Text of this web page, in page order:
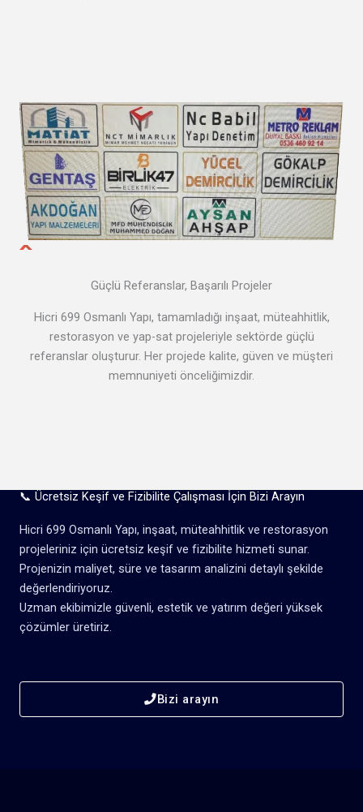
Güçlü Referanslar, Başarılı Projeler
Hicri 699 Osmanlı Yapı, tamamladığı inşaat, müteahhitlik,
restorasyon ve yap-sat projeleriyle sektörde güçlü
referanslar oluşturur. Her projede kalite, güven ve müşteri
memnuniyeti önceliğimizdir.
📞 Ücretsiz Keşif ve Fizibilite Çalışması İçin Bizi Arayın
Hicri 699 Osmanlı Yapı, inşaat, müteahhitlik ve restorasyon
projeleriniz için ücretsiz keşif ve fizibilite hizmeti sunar.
Projenizin maliyet, süre ve tasarım analizini detaylı şekilde
değerlendiriyoruz.
Uzman ekibimizle güvenli, estetik ve yatırım değeri yüksek
çözümler üretiriz.
Bizi arayın